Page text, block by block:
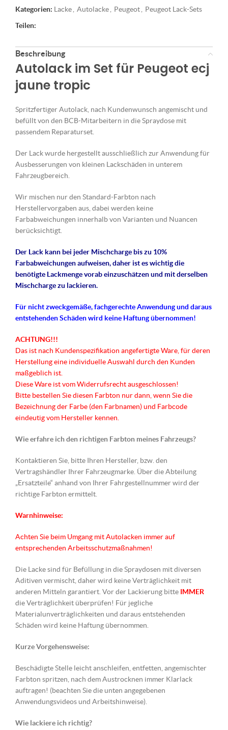
Kategorien: Lacke, Autolacke, Peugeot, Peugeot Lack-Sets
Teilen:
Beschreibung
Autolack im Set für Peugeot ecj
jaune tropic
Spritzfertiger Autolack, nach Kundenwunsch angemischt und
befüllt von den BCB-Mitarbeitern in die Spraydose mit
passendem Reparaturset.
Der Lack wurde hergestellt ausschließlich zur Anwendung für
Ausbesserungen von kleinen Lackschäden in unterem
Fahrzeugbereich.
Wir mischen nur den Standard-Farbton nach
Herstellervorgaben aus, dabei werden keine
Farbabweichungen innerhalb von Varianten und Nuancen
berücksichtigt.
Der Lack kann bei jeder Mischcharge bis zu 10%
Farbabweichungen aufweisen, daher ist es wichtig die
benötigte Lackmenge vorab einzuschätzen und mit derselben
Mischcharge zu lackieren.
Für nichtzweckgemäße, fachgerechte Anwendung und daraus
entstehenden Schäden wird keine Haftung übernommen!
ACHTUNG!!!
Das ist nach Kundenspezifikation angefertigte Ware, für deren
Herstellung eine individuelle Auswahl durch den Kunden
maßgeblich ist.
Diese Ware ist vom Widerrufsrecht ausgeschlossen!
Bitte bestellen Sie diesen Farbton nur dann, wenn Sie die
Bezeichnung der Farbe (den Farbnamen) und Farbcode
eindeutig vom Hersteller kennen.
Wie erfahre ich den richtigen Farbton meines Fahrzeugs?
Kontaktieren Sie, bitte Ihren Hersteller, bzw. den
Vertragshändler Ihrer Fahrzeugmarke. Über die Abteilung
„Ersatzteile“ anhand von Ihrer Fahrgestellnummer wird der
richtige Farbton ermittelt.
Warnhinweise:
Achten Sie beim Umgang mit Autolacken immer auf
entsprechenden Arbeitsschutzmaßnahmen!
Die Lacke sind für Befüllung in die Spraydosen mit diversen
Aditiven vermischt, daher wird keine Verträglichkeit mit
anderen Mitteln garantiert. Vor der Lackierung bitte IMMER
die Verträglichkeit überprüfen! Für jegliche
Materialunverträglichkeiten und daraus entstehenden
Schäden wird keine Haftung übernommen.
Kurze Vorgehensweise:
Beschädigte Stelle leicht anschleifen, entfetten, angemischter
Farbton spritzen, nach dem Austrocknen immer Klarlack
auftragen! (beachten Sie die unten angegebenen
Anwendungsvideos und Arbeitshinweise).
Wie lackiere ich richtig?